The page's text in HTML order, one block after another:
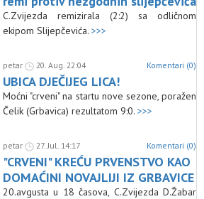
C.Zvijezda remizirala (2:2) sa odličnom
ekipom Slijepčevića. >>>
petar 20. Aug. 22:04 Komentari (0)
UBICA DJEČIJEG LICA!
Moćni "crveni" na startu nove sezone, poražen
Čelik (Grbavica) rezultatom 9:0. >>>
petar 27. Jul. 14:17 Komentari (0)
"CRVENI" KREĆU PRVENSTVO KAO
DOMAĆINI NOVAJLIJI IZ GRBAVICE
20.avgusta u 18 časova, C.Zvijezda D.Žabar